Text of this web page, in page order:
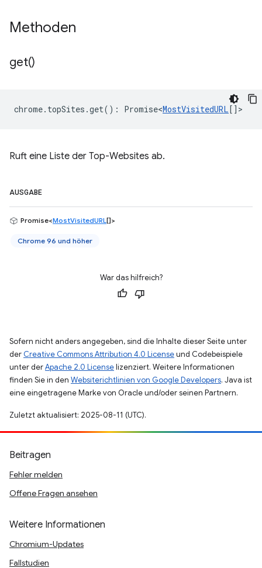
Methoden
get()
chrome. topSites .get() : Promise<MostVisitedURL[] >
Ruft eine Liste der Top-Websites ab.
AUSGABE
Promise<MostVisitedURL[]>
Chrome 96 und höher
War das hilfreich?
Sofern nicht anders angegeben, sind die Inhalte dieser Seite unter
der Creative Commons Attribution 4.0 Licenseund Codebeispiele
unter derApache 2.0 Licenselizenziert. Weitere Informationen
finden Sie in den Websiterichtlinien von Google Developers. Java ist
eine eingetragene Marke von Oracle und/oder seinen Partnern.
Zuletzt aktualisiert: 2025-08-11 (UTC).
Beitragen
Fehler melden
Offene Fragen ansehen
Weitere Informationen
Chromium-Updates
Fallstudien